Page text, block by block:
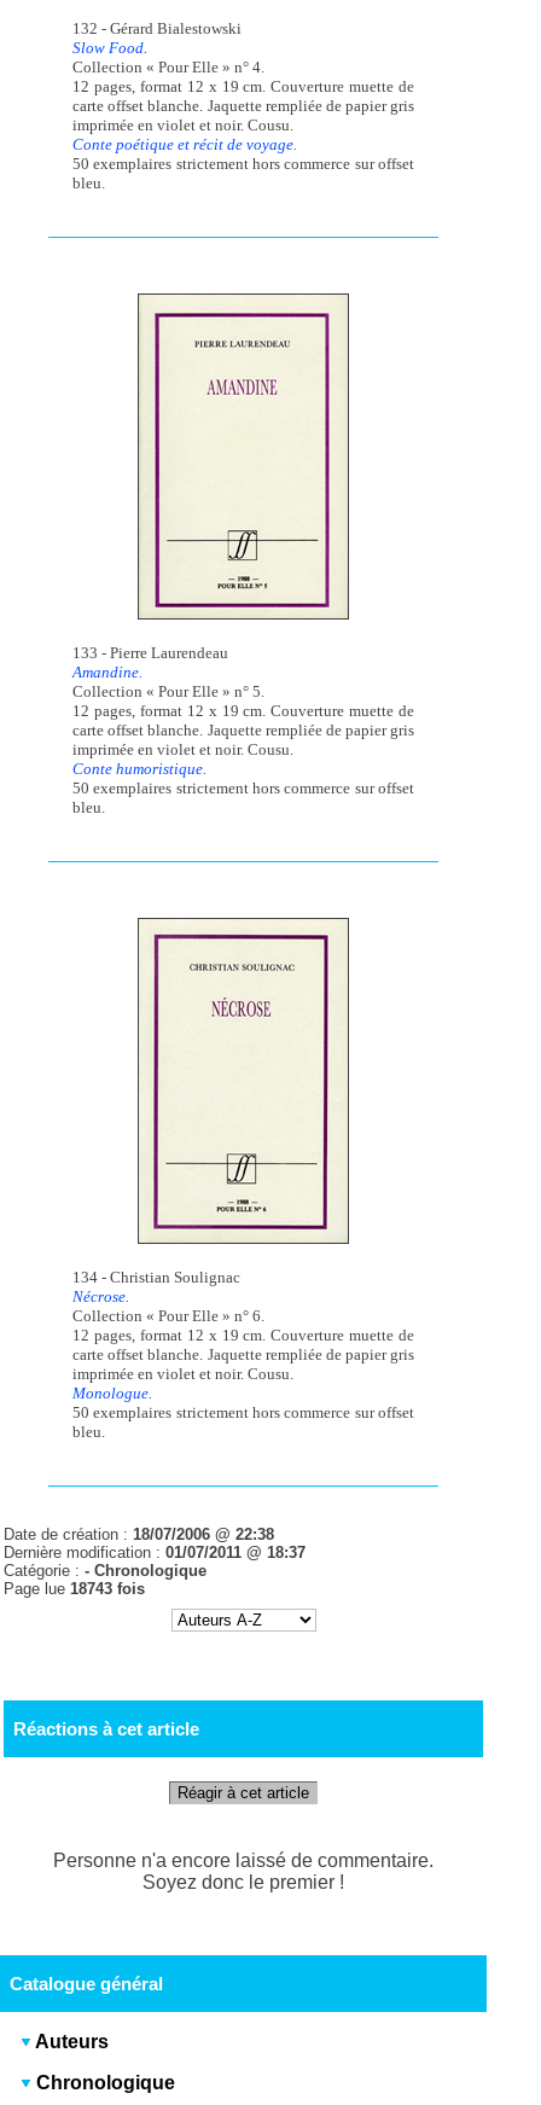
132 - Gérard Bialestowski
Slow Food.
Collection « Pour Elle » n° 4.
12 pages, format 12 x 19 cm. Couverture muette de
carte offset blanche. Jaquette rempliée de papier gris
imprimée en violet et noir. Cousu.
Conte poétique et récit de voyage.
50 exemplaires strictement hors commerce sur offset
bleu.
133 - Pierre Laurendeau
Amandine.
Collection « Pour Elle » n° 5.
12 pages, format 12 x 19 cm. Couverture muette de
carte offset blanche. Jaquette rempliée de papier gris
imprimée en violet et noir. Cousu.
Conte humoristique.
50 exemplaires strictement hors commerce sur offset
bleu.
134 - Christian Soulignac
Nécrose.
Collection « Pour Elle » n° 6.
12 pages, format 12 x 19 cm. Couverture muette de
carte offset blanche. Jaquette rempliée de papier gris
imprimée en violet et noir. Cousu.
Monologue.
50 exemplaires strictement hors commerce sur offset
bleu.
Date de création : 18/07/2006 @ 22:38
Dernière modification :01/07/2011 @ 18:37
Catégorie :-Chronologique
Page lue 18743 fois
Réactions à cet article
Réagir à cet article
Personne n'a encore laissé de commentaire.
Soyez donc le premier !
Catalogue général
Auteurs
Chronologique